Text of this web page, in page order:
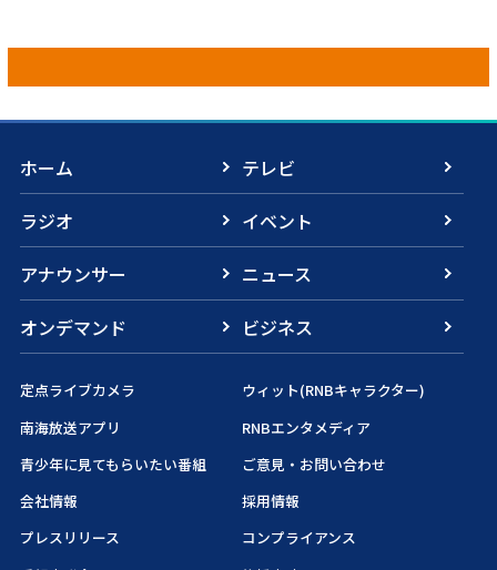
ホーム
テレビ
ラジオ
イベント
アナウンサー
ニュース
オンデマンド
ビジネス
定点ライブカメラ
ウィット(RNBキャラクター)
南海放送アプリ
RNBエンタメディア
青少年に見てもらいたい番組
ご意見・お問い合わせ
会社情報
採用情報
プレスリリース
コンプライアンス